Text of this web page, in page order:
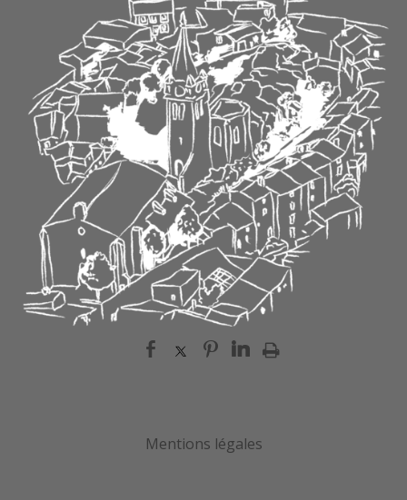
Mentions légales